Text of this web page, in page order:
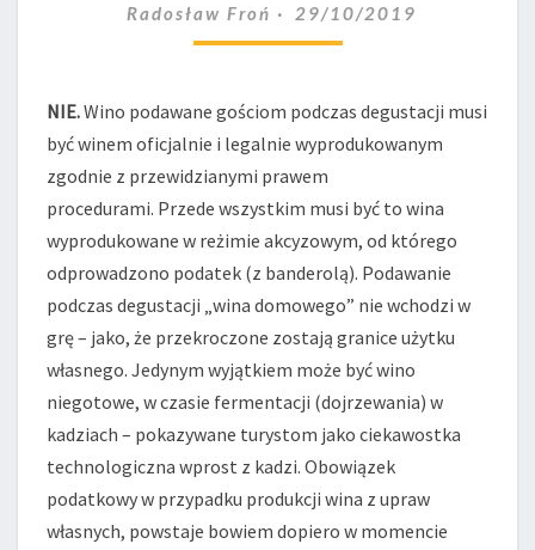
DEGUSTACJI
WINO
Radosław Froń 29/10/2019
NIE.Wino podawane gościom podczas degustacji musi
być winem oficjalnie i legalnie wyprodukowanym
zgodnie z przewidzianymi prawem
procedurami. Przede wszystkim musi być to wina
wyprodukowane w reżimie akcyzowym, od którego
odprowadzono podatek (z banderolą). Podawanie
podczas degustacji „wina domowego” nie wchodzi w
grę – jako, że przekroczone zostają granice użytku
własnego. Jedynym wyjątkiem może być wino
niegotowe, w czasie fermentacji (dojrzewania) w
kadziach – pokazywane turystom jako ciekawostka
technologiczna wprost z kadzi. Obowiązek
podatkowy w przypadku produkcji wina z upraw
własnych, powstaje bowiem dopiero w momencie